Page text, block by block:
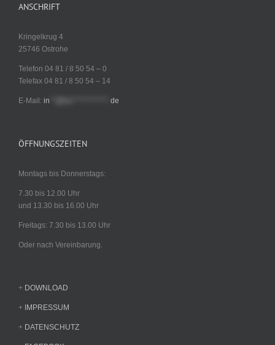
ANSCHRIFT
Kringelkrug 4
25746 Ostrohe
Telefon 04 81 / 8 50 54 – 0
Telefax 04 81 / 8 50 54 – 14
E-Mail: in de
ÖFFNUNGSZEITEN
Montags bis Donnerstags:
7.30 bis 12.00 Uhr
und 13.30 bis 16.00 Uhr
Freitags: 7.30 bis 13.00 Uhr
Oder nach Vereinbarung.
+ DOWNLOAD
+ IMPRESSUM
+ DATENSCHUTZ